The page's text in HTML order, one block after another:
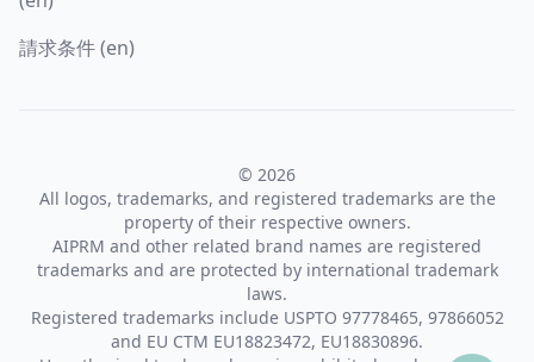
請求条件 (en)
© 2026
All logos, trademarks, and registered trademarks are the
property of their respective owners.
AIPRM and other related brand names are registered
trademarks and are protected by international trademark
laws.
Registered trademarks include USPTO 97778465, 97866052
and EU CTM EU18823472, EU18830896.